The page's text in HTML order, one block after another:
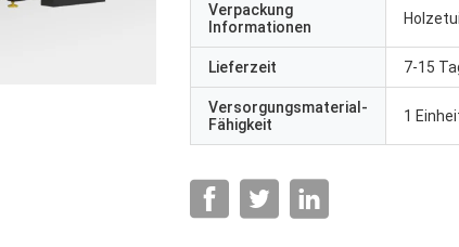
Verpackung
Informationen
Holzetui
Lieferzeit 7-15
Versorgungsmaterial-
Fähigkeit
1